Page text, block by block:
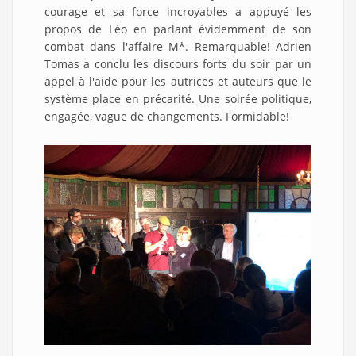
courage et sa force incroyables a appuyé les
propos de Léo en parlant évidemment de son
combat dans l'affaire M*. Remarquable! Adrien
Tomas a conclu les discours forts du soir par un
appel à l'aide pour les autrices et auteurs que le
système place en précarité. Une soirée politique,
engagée, vague de changements. Formidable!